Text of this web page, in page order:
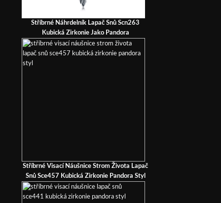
Stříbrné Náhrdelník Lapač Snů Scn263
Kubická Zirkonie Jako Pandora
Stříbrné Visací Náušnice Strom Života Lapač
Snů Sce457 Kubická Zirkonie Pandora Styl